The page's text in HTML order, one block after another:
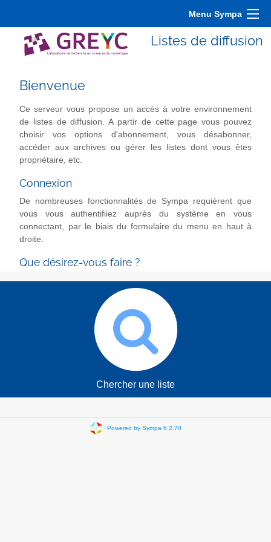
Menu Sympa
Listes de diffusion
Bienvenue
Ce serveur vous propose un accès à votre environnement
de listes de diffusion. A partir de cette page vous pouvez
choisir vos options d'abonnement, vous désabonner,
accéder aux archives ou gérer les listes dont vous êtes
propriétaire, etc.
Connexion
De nombreuses fonctionnalités de Sympa requièrent que
vous vous authentifiiez auprès du système en vous
connectant, par le biais du formulaire du menu en haut à
droite.
Que désirez-vous faire ?
Chercher une liste
Powered by Sympa 6.2.70